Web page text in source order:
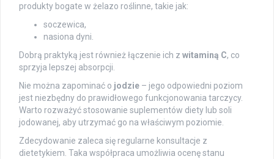
produkty bogate w żelazo roślinne, takie jak:
soczewica,
nasiona dyni.
Dobrą praktyką jest również łączenie ich z witaminą C, co
sprzyja lepszej absorpcji.
Nie można zapominać o jodzie – jego odpowiedni poziom
jest niezbędny do prawidłowego funkcjonowania tarczycy.
Warto rozważyć stosowanie suplementów diety lub soli
jodowanej, aby utrzymać go na właściwym poziomie.
Zdecydowanie zaleca się regularne konsultacje z
dietetykiem. Taka współpraca umożliwia ocenę stanu